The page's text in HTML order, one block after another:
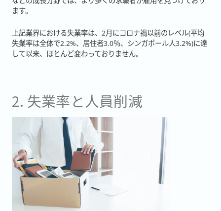
ます。
上記業界における失業率は、2月にコロナ禍以前のレベル(平均
失業率は全体で2.2%、居住者3.0％、シンガポール人3.2%)に達
して以来、ほとんど変わっておりません。
2. 失業率と人員削減